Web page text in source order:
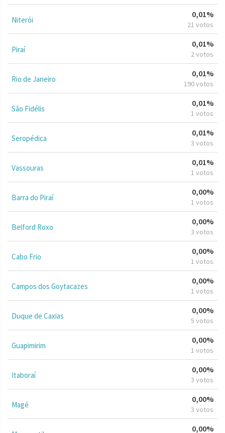
Niterói
0,01%
21 votos
Piraí
0,01%
2 votos
Rio de Janeiro
0,01%
190 votos
São Fidélis
0,01%
1 votos
Seropédica
0,01%
3 votos
Vassouras
0,01%
1 votos
Barra do Piraí
0,00%
1 votos
Belford Roxo
0,00%
3 votos
Cabo Frio
0,00%
1 votos
Campos dos Goytacazes
0,00%
1 votos
Duque de Caxias
0,00%
5 votos
Guapimirim
0,00%
1 votos
Itaboraí
0,00%
3 votos
Magé
0,00%
3 votos
0,00%